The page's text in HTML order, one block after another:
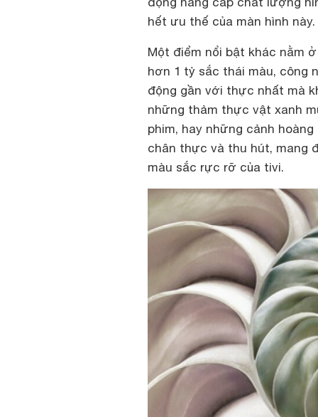
hết ưu thế của màn hình này.
Một điểm nổi bật khác nằm
hơn 1 tỷ sắc thái màu, công
động gần với thực nhất mà
những thảm thực vật xanh
phim, hay những cảnh
chân thực và thu hút, mang
màu sắc rực rỡ của tivi.